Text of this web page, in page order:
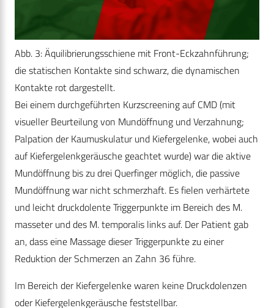
Abb. 3: Äquilibrierungsschiene mit Front-Eckzahnführung;
die statischen Kontakte sind schwarz, die dynamischen
Kontakte rot dargestellt.
Bei einem durchgeführten Kurzscreening auf CMD (mit
visueller Beurteilung von Mundöffnung und Verzahnung;
Palpation der Kaumuskulatur und Kiefergelenke, wobei auch
auf Kiefergelenkgeräusche geachtet wurde) war die aktive
Mundöffnung bis zu drei Querfinger möglich, die passive
Mundöffnung war nicht schmerzhaft. Es fielen verhärtete
und leicht druckdolente Triggerpunkte im Bereich des M.
masseter und des M. temporalis links auf. Der Patient gab
an, dass eine Massage dieser Triggerpunkte zu einer
Reduktion der Schmerzen an Zahn 36 führe.
Im Bereich der Kiefergelenke waren keine Druckdolenzen
oder Kiefergelenkgeräusche feststellbar.